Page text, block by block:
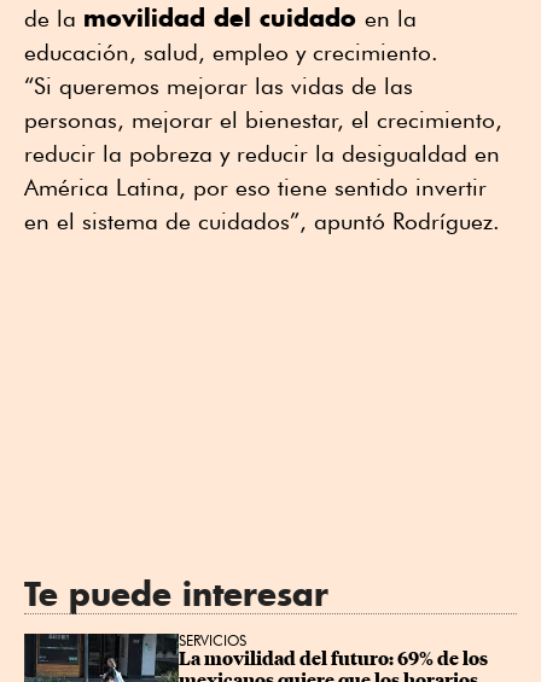
de la movilidad del cuidado en la
educación, salud, empleo y crecimiento.
“Si queremos mejorar las vidas de las
personas, mejorar el bienestar, el crecimiento,
reducir la pobreza y reducir la desigualdad en
América Latina, por eso tiene sentido invertir
en el sistema de cuidados”, apuntó Rodríguez.
Te puede interesar
SERVICIOS
La movilidad del futuro: 69% de los